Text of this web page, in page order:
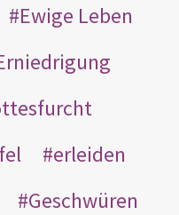
Ewige Leben
erleiden
Geschwüren